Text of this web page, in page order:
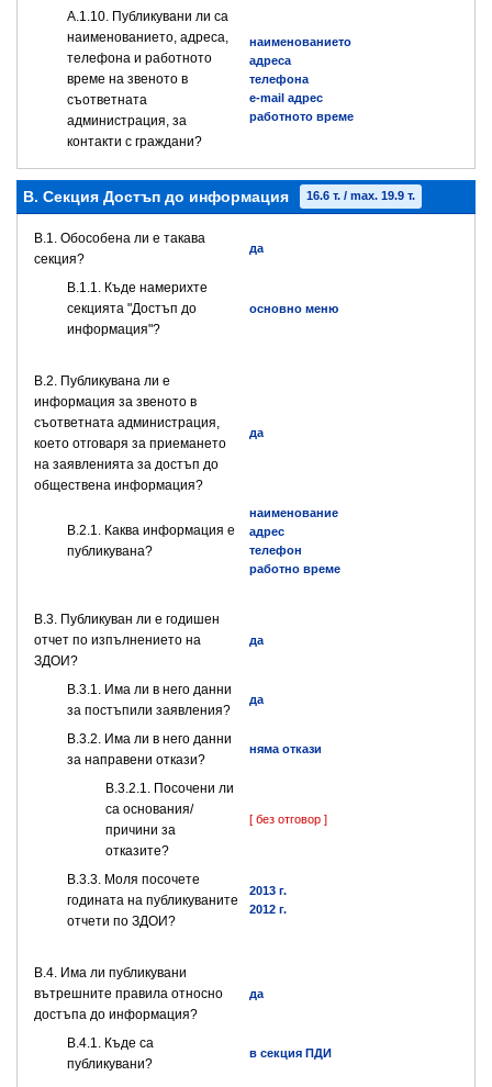
А.1.10. Публикувани ли са
наименованието, адреса,
телефона и работното
време на звеното в
съответната
администрация, за
контакти с граждани?
наименованието
адреса
телефона
e-mail адрес
работното време
B. Секция Достъп до информация 16.6 т. / max. 19.9 т.
В.1. Обособена ли е такава
секция?
да
В.1.1. Къде намерихте
секцията "Достъп до
информация"?
основно меню
В.2. Публикувана ли е
информация за звеното в
съответната администрация,
което отговаря за приемането
на заявленията за достъп до
обществена информация?
да
B.2.1. Каква информация е
публикувана?
наименование
адрес
телефон
работно време
В.3. Публикуван ли е годишен
отчет по изпълнението на
ЗДОИ?
да
В.3.1. Има ли в него данни
за постъпили заявления?
да
В.3.2. Има ли в него данни
за направени откази?
няма откази
В.3.2.1. Посочени ли
са основания/
причини за
отказите?
[ без отговор ]
В.3.3. Моля посочете
годината на публикуваните
отчети по ЗДОИ?
2013 г.
2012 г.
В.4. Има ли публикувани
вътрешните правила относно
достъпа до информация?
да
В.4.1. Къде са
публикувани?
в секция ПДИ